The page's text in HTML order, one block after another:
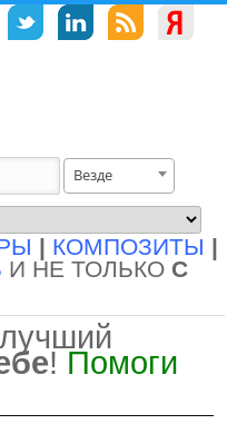
Везде
| КОМПОЗИТЫ |
И НЕ ТОЛЬКО С
! Помоги